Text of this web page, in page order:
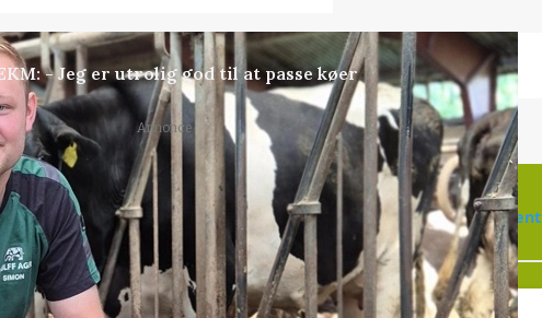
- Jeg er utrolig god til at passe køer
Annonce
ledige stillinger Opret agent